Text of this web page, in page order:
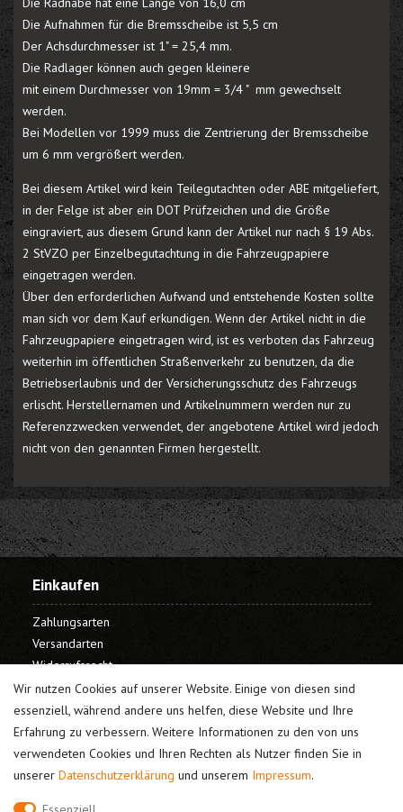
Die Aufnahmen für die Bremsscheibe ist 5,5 cm
Der Achsdurchmesser ist 1" = 25,4 mm.
Die Radlager können auch gegen kleinere
mit einem Durchmesser von 19mm = 3/4 " mm gewechselt
werden.
Bei Modellen vor 1999 muss die Zentrierung der Bremsscheibe
um 6 mm vergrößert werden.
Bei diesem Artikel wird kein Teilegutachten oder ABE mitgeliefert,
in der Felge ist aber ein DOT Prüfzeichen und die Größe
eingraviert, aus diesem Grund kann der Artikel nur nach § 19 Abs.
2 StVZO per Einzelbegutachtung in die Fahrzeugpapiere
eingetragen werden.
Über den erforderlichen Aufwand und entstehende Kosten sollte
man sich vor dem Kauf erkundigen. Wenn der Artikel nicht in die
Fahrzeugpapiere eingetragen wird, ist es verboten das Fahrzeug
weiterhin im öffentlichen Straßenverkehr zu benutzen, da die
Betriebserlaubnis und der Versicherungsschutz des Fahrzeugs
erlischt. Herstellernamen und Artikelnummern werden nur zu
Referenzzwecken verwendet, der angebotene Artikel wird jedoch
nicht von den genannten Firmen hergestellt.
Wir nutzen Cookies auf unserer Website. Einige von diesen sind
essenziell, während andere uns helfen, diese Website und Ihre
Erfahrung zu verbessern. Weitere Informationen zu den von uns
verwendeten Cookies und Ihren Rechten als Nutzer finden Sie in
unserer Daten­schutz­erklärung und unserem Impressum.
Einkaufen
Zahlungsarten
Versandarten
Widerrufsrecht
Warenkorb
Kasse
Mein Konto
Registrieren
Login